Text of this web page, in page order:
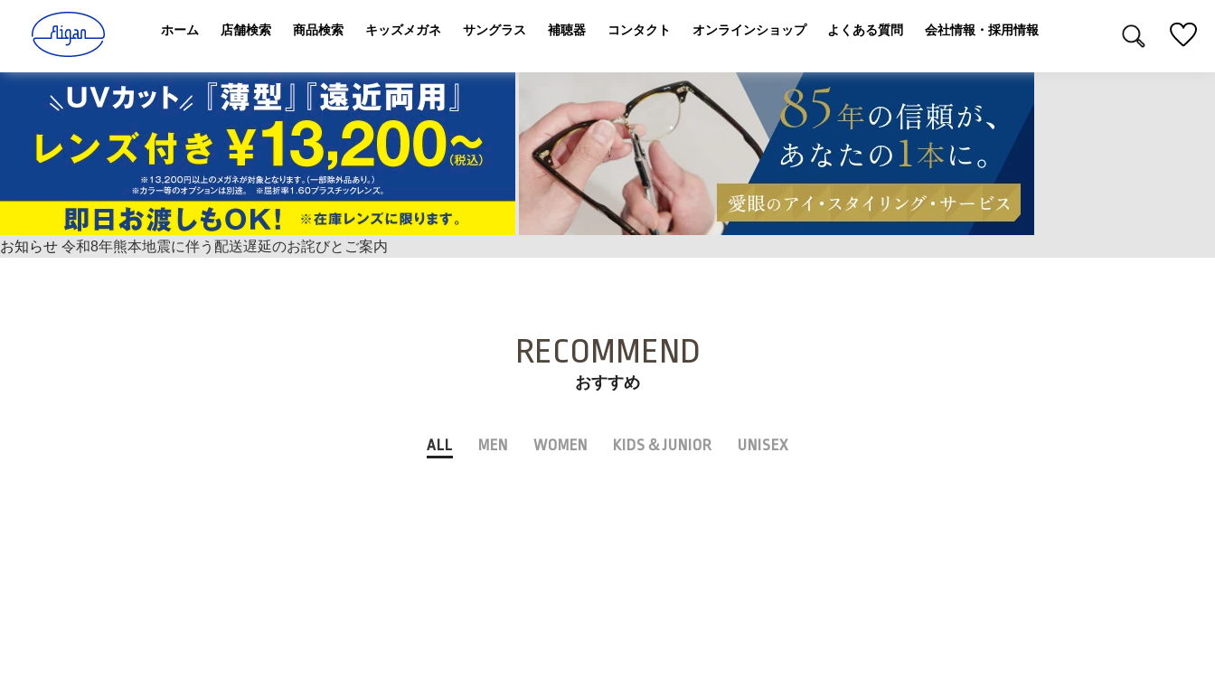
ホーム 店舗検索 商品検索 キッズメガネ サングラス 補聴器 コンタクト オンラインショップ よくある質問 会社情報・採用情報
お知らせ 令和8年熊本地震に伴う配送遅延のお詫びとご案内
RECOMMEND
おすすめ
ALL MEN WOMEN KIDS＆JUNIOR UNISEX